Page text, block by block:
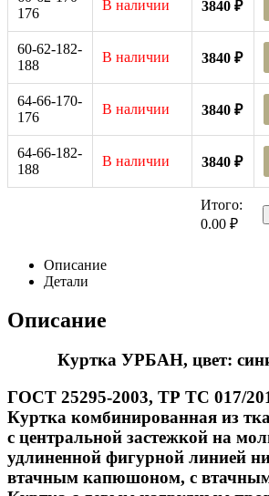
176
В наличии 3840 ₽
60-62-182-
188
В наличии 3840 ₽
64-66-170-
176
В наличии 3840 ₽
64-66-182-
188
В наличии 3840 ₽
Итого:
0.00 ₽
Описание
Детали
Описание
Куртка УРБАН, цвет:
ГОСТ 25295-2003, ТР ТС 017/
Куртка комбинированная из
с центральной застежкой на
удлиненной фигурной линией
втачным капюшоном, с